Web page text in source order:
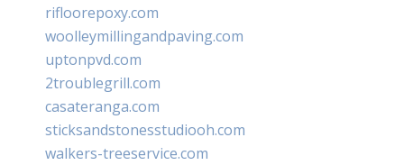
rifloorepoxy.com
woolleymillingandpaving.com
uptonpvd.com
2troublegrill.com
casateranga.com
sticksandstonesstudiooh.com
walkers-treeservice.com